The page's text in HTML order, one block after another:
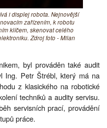
i displej robota. Nejnovější
zařízením, k robotu
klíčem, skenovat celého
Zdroj foto - Milan
byl prováděn také audit
Ing. Petr Štrébl, který má na
z klasického na robotické
techniků a audity servisu.
servisních prací, provádění
práce.